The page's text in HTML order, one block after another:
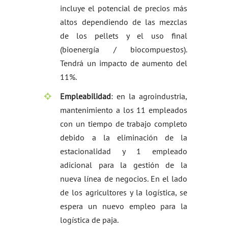
incluye el potencial de precios más
altos dependiendo de las mezclas
de los pellets y el uso final
(bioenergía / biocompuestos).
Tendrá un impacto de aumento del
11%.
Empleabilidad: en la agroindustria,
mantenimiento a los 11 empleados
con un tiempo de trabajo completo
debido a la eliminación de la
estacionalidad y 1 empleado
adicional para la gestión de la
nueva línea de negocios. En el lado
de los agricultores y la logística, se
espera un nuevo empleo para la
logística de paja.